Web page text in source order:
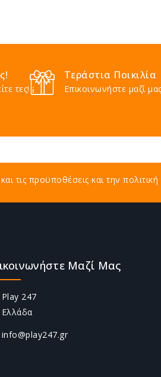
τες!
Τεράστια Ποικιλία
Επικοινωνήστε μαζί
τις προϋποθέσεις και την
Μαζί Μας
Play 247
Ελλάδα
info@play247.gr